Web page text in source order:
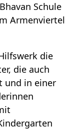
Schule
Armenviertel
die
die auch
und in einer